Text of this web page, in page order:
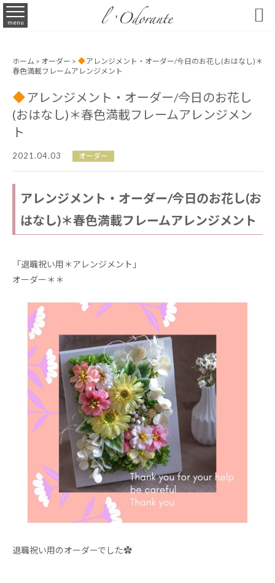
menu 
ホーム > オーダー >
アレンジメント・オーダー/今日のお花し(おはなし)＊
春色満載フレームアレンジメント
アレンジメント・オーダー/今日のお花し
(おはなし)＊春色満載フレームアレンジメン
ト
2021.04.03 オーダー
アレンジメント・オーダー/今日のお花し(お
はなし)＊春色満載フレームアレンジメント
「退職祝い用＊アレンジメント」
オーダー＊＊
退職祝い用のオーダーでした✿